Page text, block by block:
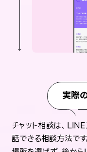
実際
チャット相談は、
話できる相談方法です